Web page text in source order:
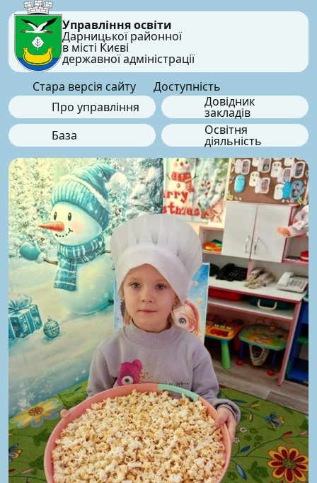
Управління освіти
Дарницької районної
в місті Києві
державної адміністрації
Стара версія сайту
Доступність
Про управління
Довідник
закладів
База
Освітня
діяльність